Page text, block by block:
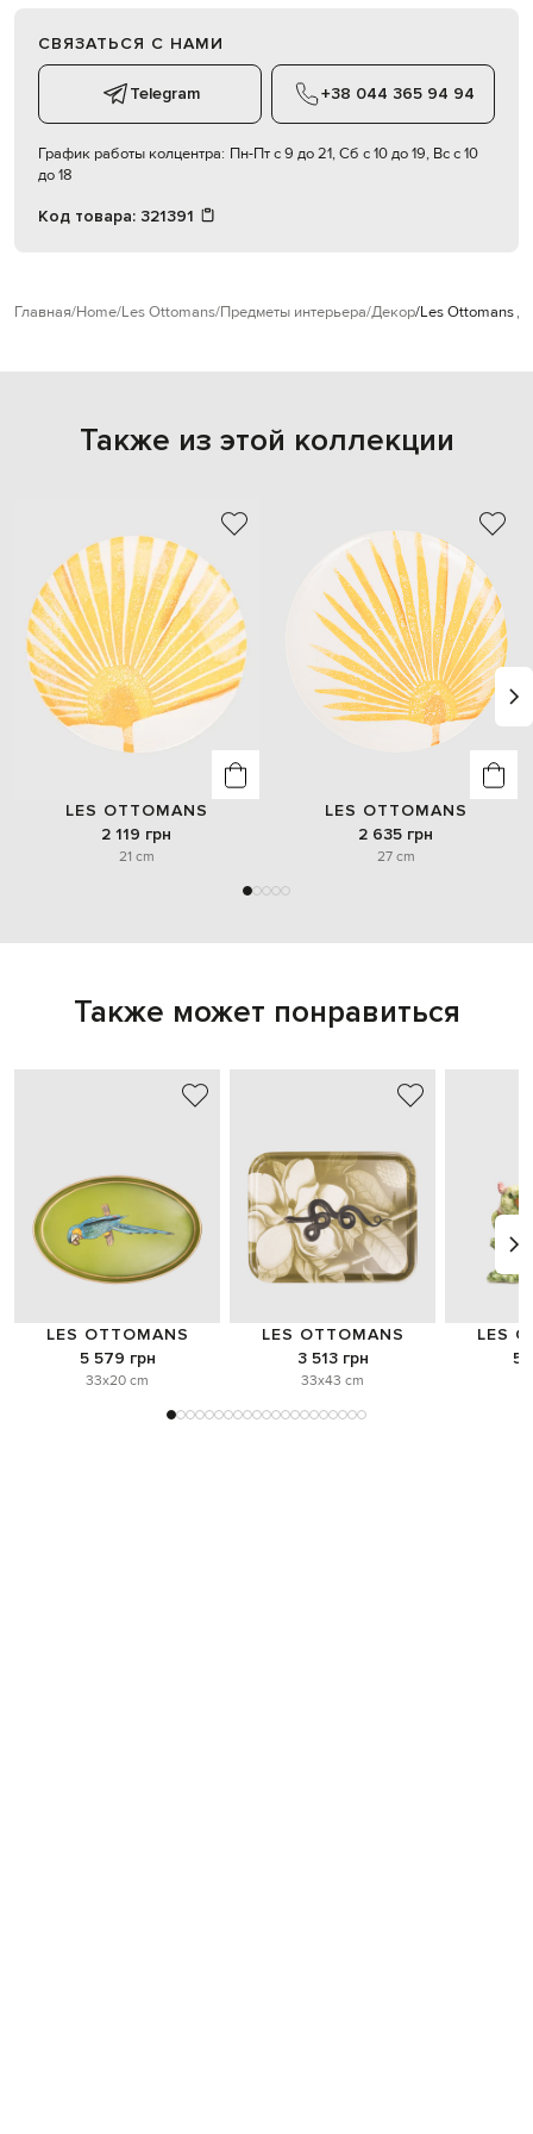
СВЯЗАТЬСЯ С НАМИ
Telegram +38 044 365 94 94
График работы колцентра: Пн-Пт с 9 до 21, Сб с 10 до 19, Вс с 10
до 18
Код товара: 321391
Главная Home Les Ottomans Предметы интерьера Декор Les Ottomans
Также из этой коллекции
LES OTTOMANS
2 119 грн
21 cm
LES OTTOMANS
2 635 грн
27 cm
Также может понравиться
LES OTTOMANS
5 579 грн
33x20 cm
LES OTTOMANS
3 513 грн
33x43 cm
LES
5